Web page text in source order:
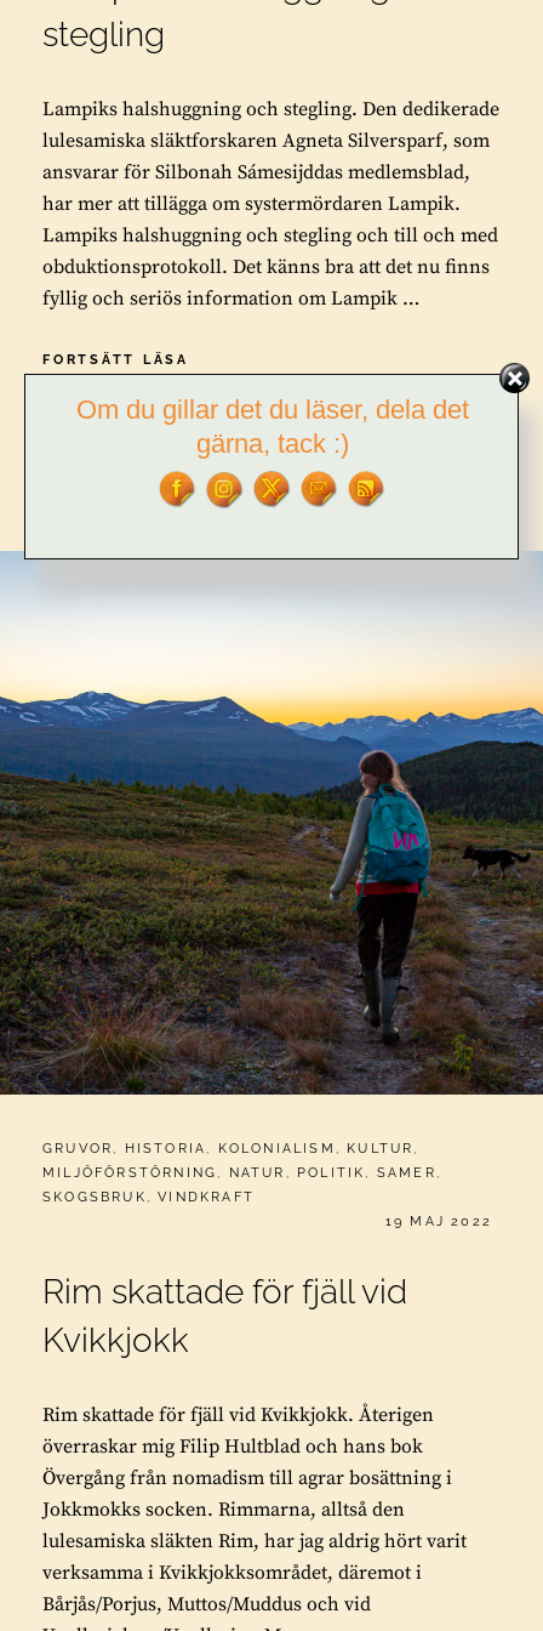
stegling
Lampiks halshuggning och stegling. Den dedikerade
lulesamiska släktforskaren Agneta Silversparf, som
ansvarar för Silbonah Sámesijddas medlemsblad,
har mer att tillägga om systermördaren Lampik.
Lampiks halshuggning och stegling och till och med
obduktionsprotokoll. Det känns bra att det nu finns
fyllig och seriös information om Lampik …
FORTSÄTT LÄSA
OCH
STEGLING
LEAVE A COMMENT
CATEGORIES:
GRUVOR , HISTORIA , KOLONIALISM , KULTUR ,
MILJÖFÖRSTÖRNING , NATUR , POLITIK , SAMER ,
SKOGSBRUK ,VINDKRAFT
PUBLICERAT
19 MAJ 2022
Rim skattade för fjäll vid
Kvikkjokk
Rim skattade för fjäll vid Kvikkjokk. Återigen
överraskar mig Filip Hultblad och hans bok
Övergång från nomadism till agrar bosättning i
Jokkmokks socken. Rimmarna, alltså den
lulesamiska släkten Rim, har jag aldrig hört varit
verksamma i Kvikkjokksområdet, däremot i
Bårjås/Porjus, Muttos/Muddus och vid
Om du gillar det du läser, dela det
gärna, tack :)